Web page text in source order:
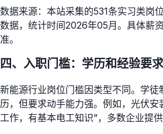
数据来源：本站采集的531条实习类岗
数据，统计时间2026年05月。具体薪
准。
四、入职门槛：学历和经验要求
新能源行业岗位门槛因类型不同。学
历，但要求动手能力强。例如，光伏安
工作，有基本电工知识”，多数企业提供